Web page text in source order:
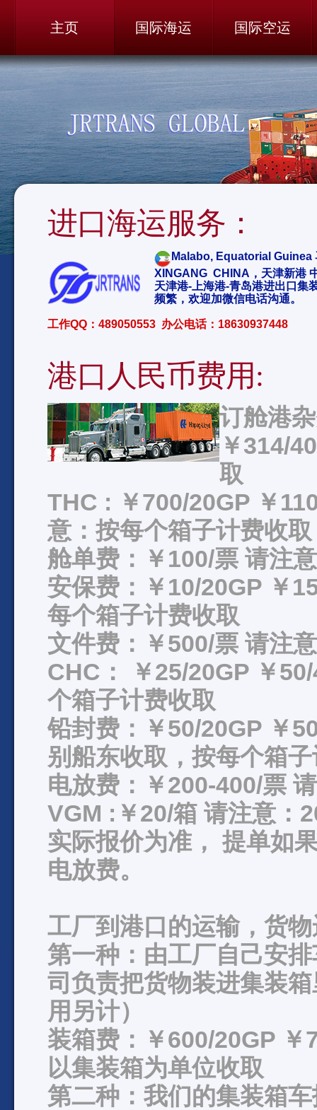
主页 国际海运 国际空运
进口海运服务：
Malabo, Equatorial Guinea
XINGANG CHINA，天津新港
天津港-上海港-青岛港进出口集
频繁，欢迎加微信电话沟通。
工作QQ：489050553 办公电话：18630937448
港口人民币费用:
订舱港
￥314/
取
THC : ￥700/20GP ￥
意：按每个箱子计费收取
舱单费：￥100/票 请注
安保费：￥10/20GP ￥
每个箱子计费收取
文件费：￥500/票 请注
CHC： ￥25/20GP ￥
个箱子计费收取
铅封费：￥50/20GP ￥
别船东收取，按每个箱
电放费：￥200-400/票
VGM :￥20/箱 请注意：
实际报价为准， 提单如
电放费。
工厂到港口的运输，货
第一种：由工厂自己安
司负责把货物装进集装
用另计）
装箱费：￥600/20GP
以集装箱为单位收取
第二种：我们的集装箱